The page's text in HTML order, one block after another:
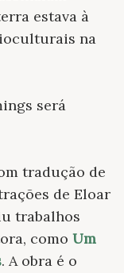
estava à
na
será
tradução de
de Eloar
trabalhos
como Um
. A obra é o